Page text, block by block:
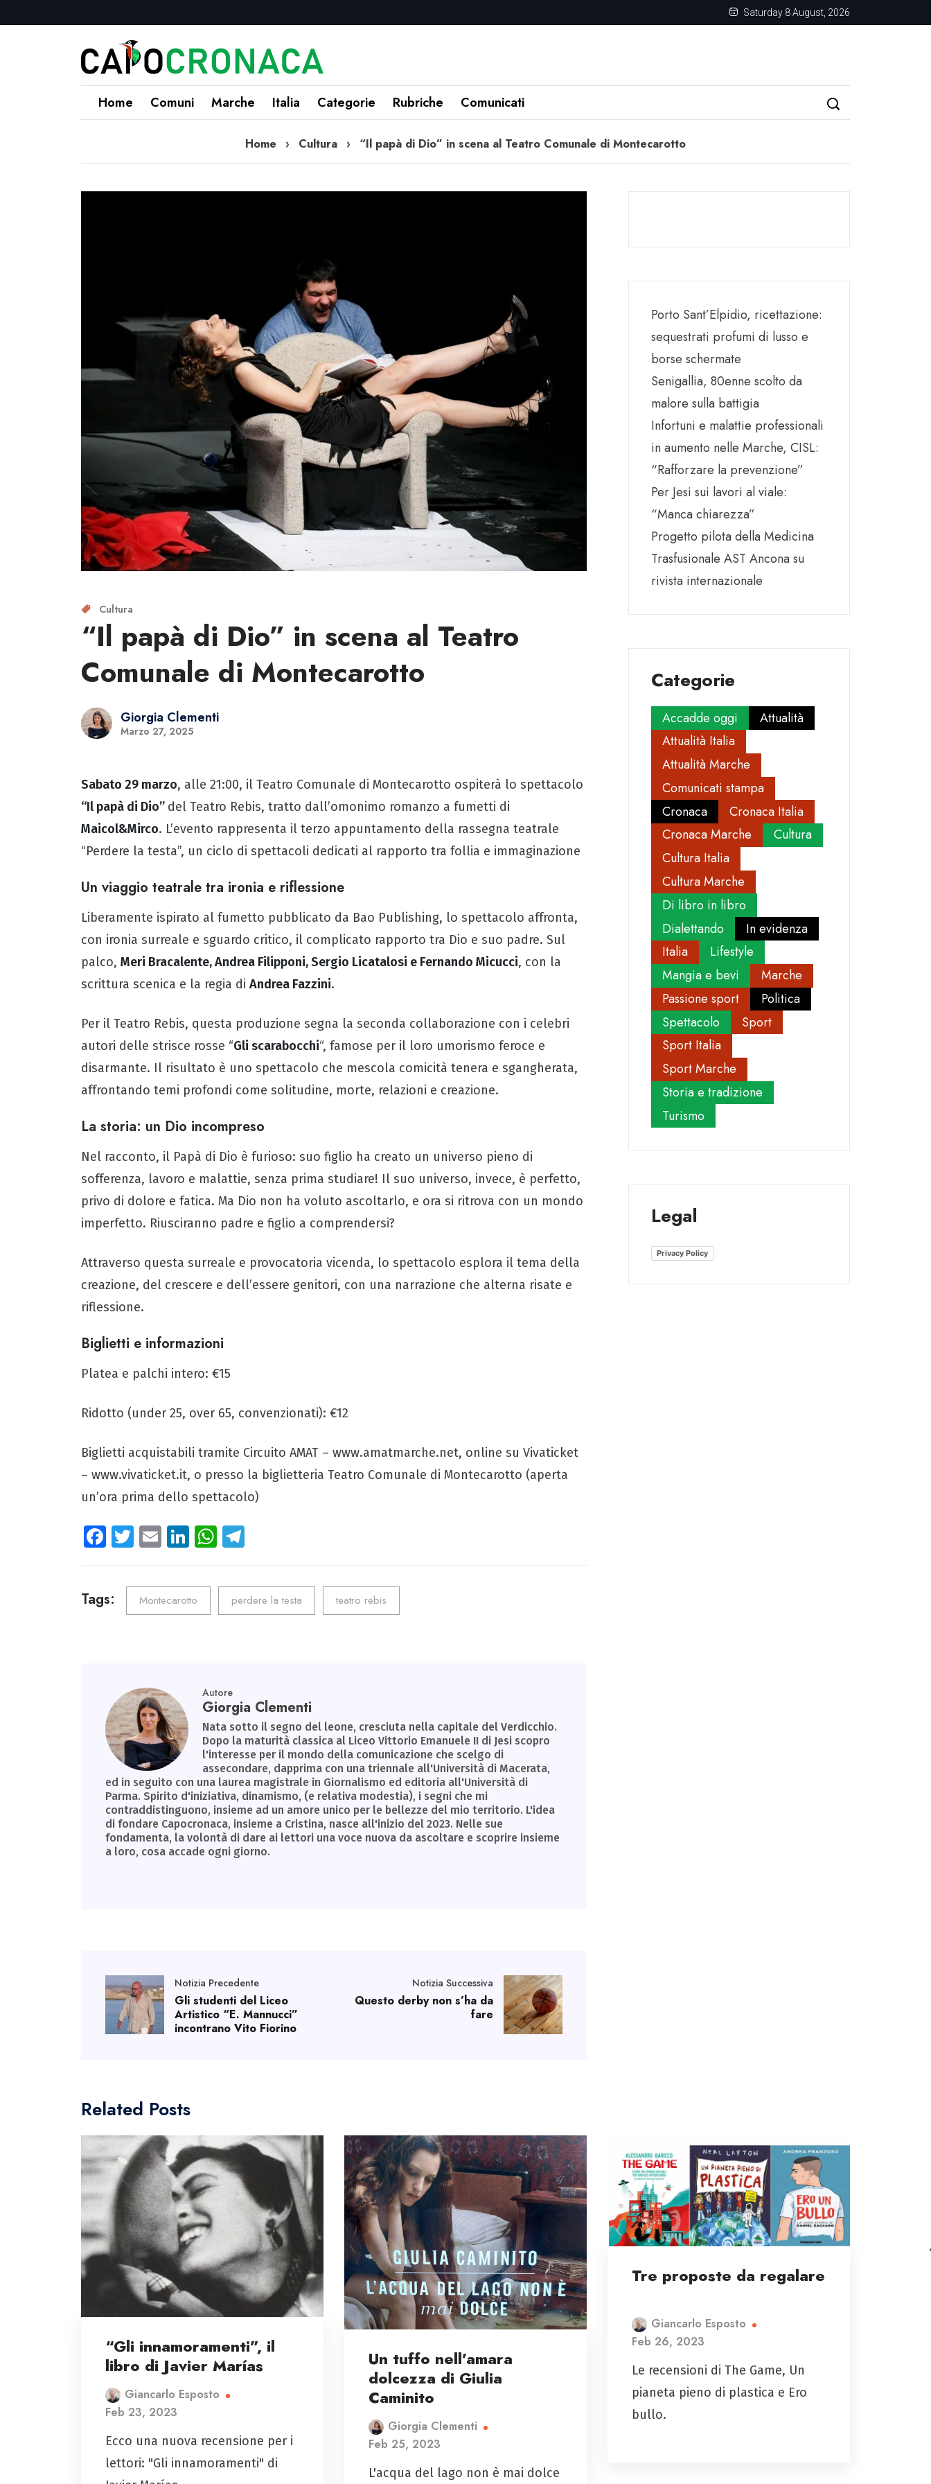
Saturday 8 August, 2026
Home Comuni Marche Italia Categorie Rubriche Comunicati
Home › Cultura › “Il papà di Dio” in scena al Teatro Comunale di Montecarotto
Cultura
“Il papà di Dio” in scena al Teatro
Comunale di Montecarotto
Giorgia Clementi
Marzo 27, 2025
Sabato 29 marzo, alle 21:00, il Teatro Comunale di Montecarotto ospiterà lo spettacolo
“Il papà di Dio” del Teatro Rebis, tratto dall’omonimo romanzo a fumetti di
Maicol&Mirco. L’evento rappresenta il terzo appuntamento della rassegna teatrale
“Perdere la testa”, un ciclo di spettacoli dedicati al rapporto tra follia e immaginazione
Un viaggio teatrale tra ironia e riflessione
Liberamente ispirato al fumetto pubblicato da Bao Publishing, lo spettacolo affronta,
con ironia surreale e sguardo critico, il complicato rapporto tra Dio e suo padre. Sul
palco, Meri Bracalente, Andrea Filipponi, Sergio Licatalosi e Fernando Micucci, con la
scrittura scenica e la regia di Andrea Fazzini.
Per il Teatro Rebis, questa produzione segna la seconda collaborazione con i celebri
autori delle strisce rosse “Gli scarabocchi“, famose per il loro umorismo feroce e
disarmante. Il risultato è uno spettacolo che mescola comicità tenera e sgangherata,
affrontando temi profondi come solitudine, morte, relazioni e creazione.
La storia: un Dio incompreso
Nel racconto, il Papà di Dio è furioso: suo figlio ha creato un universo pieno di
sofferenza, lavoro e malattie, senza prima studiare! Il suo universo, invece, è perfetto,
privo di dolore e fatica. Ma Dio non ha voluto ascoltarlo, e ora si ritrova con un mondo
imperfetto. Riusciranno padre e figlio a comprendersi?
Attraverso questa surreale e provocatoria vicenda, lo spettacolo esplora il tema della
creazione, del crescere e dell’essere genitori, con una narrazione che alterna risate e
riflessione.
Biglietti e informazioni
Platea e palchi intero: €15
Ridotto (under 25, over 65, convenzionati): €12
Biglietti acquistabili tramite Circuito AMAT – www.amatmarche.net, online su Vivaticket
– www.vivaticket.it, o presso la biglietteria Teatro Comunale di Montecarotto (aperta
un’ora prima dello spettacolo)
Fa
ce
o
ok
T
wi
tt
er
E
m
ail
Li
nk
e
dI
n
W
ha
ts
p
gr
a
m
Tags: Montecarotto perdere la testa teatro rebis
Autore
Giorgia Clementi
Nata sotto il segno del leone, cresciuta nella capitale del Verdicchio.
Dopo la maturità classica al Liceo Vittorio Emanuele II di Jesi scopro
l'interesse per il mondo della comunicazione che scelgo di
assecondare, dapprima con una triennale all'Università di Macerata,
ed in seguito con una laurea magistrale in Giornalismo ed editoria all'Università di
Parma. Spirito d'iniziativa, dinamismo, (e relativa modestia), i segni che mi
contraddistinguono, insieme ad un amore unico per le bellezze del mio territorio. L'idea
di fondare Capocronaca, insieme a Cristina, nasce all'inizio del 2023. Nelle sue
fondamenta, la volontà di dare ai lettori una voce nuova da ascoltare e scoprire insieme
a loro, cosa accade ogni giorno.
Notizia Precedente
Gli studenti del Liceo
Artistico “E. Mannucci”
incontrano Vito Fiorino
Notizia Successiva
Questo derby non s’ha da
fare
Porto Sant’Elpidio, ricettazione:
sequestrati profumi di lusso e
borse schermate
Senigallia, 80enne scolto da
malore sulla battigia
Infortuni e malattie professionali
in aumento nelle Marche, CISL:
“Rafforzare la prevenzione”
Per Jesi sui lavori al viale:
“Manca chiarezza”
Progetto pilota della Medicina
Trasfusionale AST Ancona su
rivista internazionale
Categorie
Accadde oggi
Attualità
Attualità Italia
Attualità Marche
Comunicati stampa
Cronaca
Cronaca Italia
Cronaca Marche
Cultura
Cultura Italia
Cultura Marche
Di libro in libro
Dialettando
In evidenza
Italia
Lifestyle
Mangia e bevi
Marche
Passione sport
Politica
Spettacolo
Sport
Sport Italia
Sport Marche
Storia e tradizione
Turismo
Legal
Privacy Policy
Related Posts
“Gli innamoramenti”, il
libro di Javier Marías
Giancarlo Esposto
Feb 23, 2023
Ecco una nuova recensione per i
lettori: "Gli innamoramenti" di
Un tuffo nell’amara
dolcezza di Giulia
Caminito
Giorgia Clementi
Feb 25, 2023
L'acqua del lago non è mai dolce
Tre proposte da regalare
Giancarlo Esposto
Feb 26, 2023
Le recensioni di The Game, Un
pianeta pieno di plastica e Ero
bullo.